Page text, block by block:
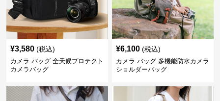
¥3,580 (税込)
カメラ バッグ 全天候プロテクト
カメラバッグ
¥6,100 (税込)
カメラ バッグ 多機能防水カメラ
ショルダーバッグ